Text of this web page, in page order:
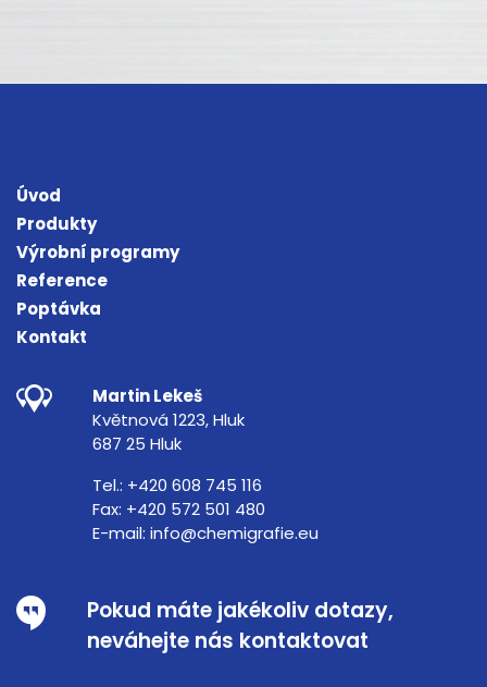
Úvod
Produkty
Výrobní programy
Reference
Poptávka
Kontakt
Martin Lekeš
Květnová 1223, Hluk
687 25 Hluk
Tel.: +420 608 745 116
Fax: +420 572 501 480
E-mail: info@chemigrafie.eu
Pokud máte jakékoliv dotazy,
neváhejte nás kontaktovat